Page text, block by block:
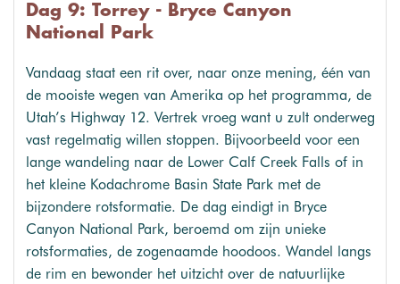
Dag 9: Torrey - Bryce Canyon
National Park
Vandaag staat een rit over, naar onze mening, één van
de mooiste wegen van Amerika op het programma, de
Utah’s Highway 12. Vertrek vroeg want u zult onderweg
vast regelmatig willen stoppen. Bijvoorbeeld voor een
lange wandeling naar de Lower Calf Creek Falls of in
het kleine Kodachrome Basin State Park met de
bijzondere rotsformatie. De dag eindigt in Bryce
Canyon National Park, beroemd om zijn unieke
rotsformaties, de zogenaamde hoodoos. Wandel langs
de rim en bewonder het uitzicht over de natuurlijke